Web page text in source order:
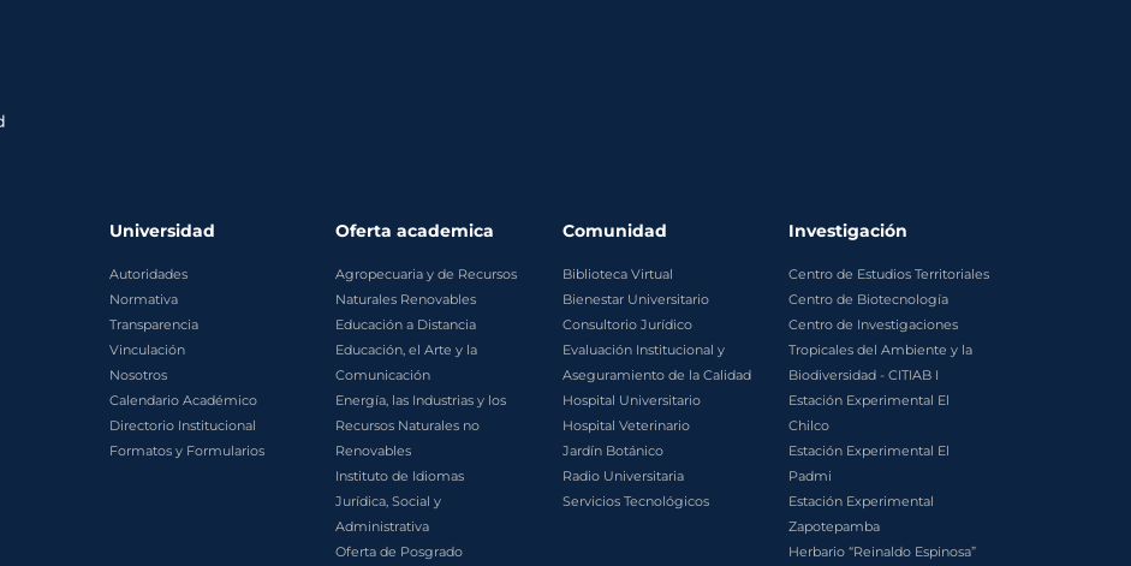
Universidad
Autoridades
Normativa
Transparencia
Vinculación
Nosotros
Calendario Académico
Directorio Institucional
Formatos y Formularios
Oferta academica
Agropecuaria y de Recursos
Naturales Renovables
Educación a Distancia
Educación, el Arte y la
Comunicación
Energía, las Industrias y los
Recursos Naturales no
Renovables
Instituto de Idiomas
Jurídica, Social y
Administrativa
Oferta de Posgrado
Comunidad
Biblioteca Virtual
Bienestar Universitario
Consultorio Jurídico
Evaluación Institucional y
Aseguramiento de la Calidad
Hospital Universitario
Hospital Veterinario
Jardín Botánico
Radio Universitaria
Servicios Tecnológicos
Investigación
Centro de Estudios Territoriales
Centro de Biotecnología
Centro de Investigaciones
Tropicales del Ambiente y la
Biodiversidad - CITIAB I
Estación Experimental El
Chilco
Estación Experimental El
Padmi
Estación Experimental
Zapotepamba
Herbario “Reinaldo Espinosa”